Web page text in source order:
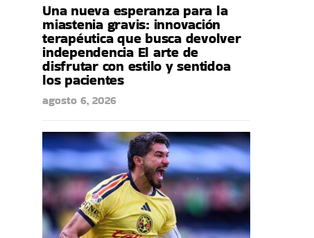
Una nueva esperanza para la
miastenia gravis: innovación
terapéutica que busca devolver
independencia El arte de
disfrutar con estilo y sentidoa
los pacientes
agosto 6, 2026